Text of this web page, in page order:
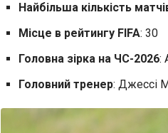
Найбільша кількість
Місце в рейтингу FIFA: 30
Головна зірка на ЧС-2026:
Головний тренер: Джессі